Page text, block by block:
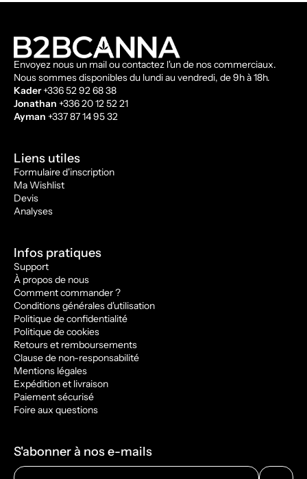
Envoyez nous un mail ou contactez l'un de nos commerciaux.
Nous sommes disponibles du lundi au vendredi, de 9h à 18h.
Kader+336 52 92 68 38
Jonathan +336 20 12 52 21
Ayman +337 87 14 95 32
Liens utiles
Formulaire d'inscription
Ma Wishlist
Devis
Analyses
Infos pratiques
Support
À propos de nous
Comment commander ?
Conditions générales d'utilisation
Politique de confidentialité
Politique de cookies
Retours et remboursements
Clause de non-responsabilité
Mentions légales
Expédition et livraison
Paiement sécurisé
Foire aux questions
S'abonner à nos e-mails